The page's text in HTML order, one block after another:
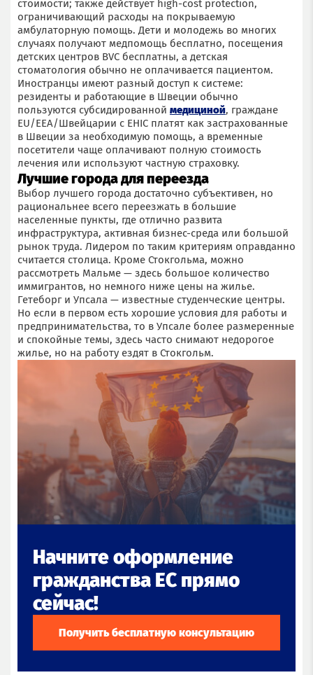
стоимости; также действует high-cost protection,
ограничивающий расходы на покрываемую
амбулаторную помощь. Дети и молодежь во многих
случаях получают медпомощь бесплатно, посещения
детских центров BVC бесплатны, а детская
стоматология обычно не оплачивается пациентом.
Иностранцы имеют разный доступ к системе:
резиденты и работающие в Швеции обычно
пользуются субсидированной медициной, граждане
EU/EEA/Швейцарии с EHIC платят как застрахованные
в Швеции за необходимую помощь, а временные
посетители чаще оплачивают полную стоимость
лечения или используют частную страховку.
Лучшие города для переезда
Выбор лучшего города достаточно субъективен, но
рациональнее всего переезжать в большие
населенные пункты, где отлично развита
инфраструктура, активная бизнес-среда или большой
рынок труда. Лидером по таким критериям оправданно
считается столица. Кроме Стокгольма, можно
рассмотреть Мальме — здесь большое количество
иммигрантов, но немного ниже цены на жилье.
Гетеборг и Упсала — известные студенческие центры.
Но если в первом есть хорошие условия для работы и
предпринимательства, то в Упсале более размеренные
и спокойные темы, здесь часто снимают недорогое
жилье, но на работу ездят в Стокгольм.
Начните оформление
гражданства ЕС прямо
сейчас!
Получить бесплатную консультацию